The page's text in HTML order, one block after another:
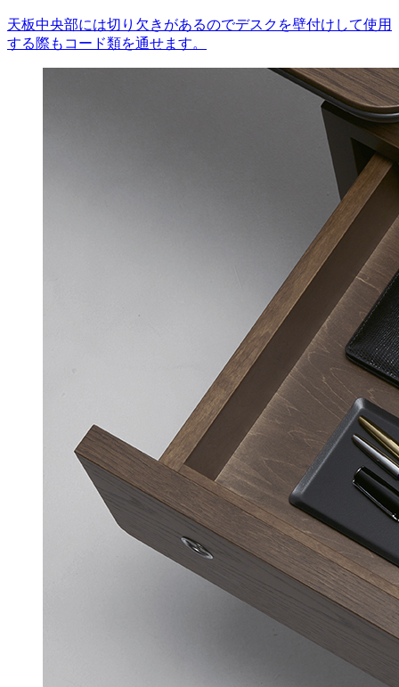
天板中央部には切り欠きがあるのでデスクを壁付けして使用
する際もコード類を通せます。